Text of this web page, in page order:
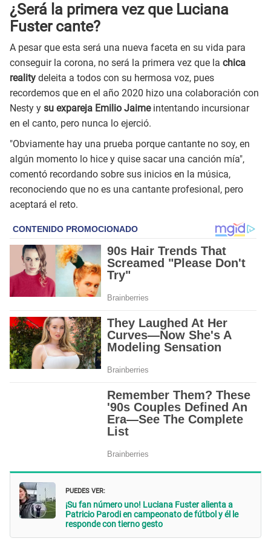
¿Será la primera vez que Luciana
Fuster cante?
A pesar que esta será una nueva faceta en su vida para
conseguir la corona, no será la primera vez que la chica
reality deleita a todos con su hermosa voz, pues
recordemos que en el año 2020 hizo una colaboración con
Nesty y su expareja Emilio Jaime intentando incursionar
en el canto, pero nunca lo ejerció.
"Obviamente hay una prueba porque cantante no soy, en
algún momento lo hice y quise sacar una canción mía",
comentó recordando sobre sus inicios en la música,
reconociendo que no es una cantante profesional, pero
aceptará el reto.
PUEDES VER:
¡Su fan número uno! Luciana Fuster alienta a
Patricio Parodi en campeonato de fútbol y él le
responde con tierno gesto